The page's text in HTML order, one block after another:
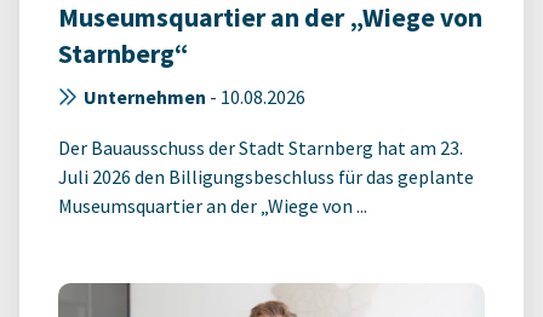
Museumsquartier an der „Wiege von
Starnberg“
Unternehmen - 10.08.2026
Der Bauausschuss der Stadt Starnberg hat am 23.
Juli 2026 den Billigungsbeschluss für das geplante
Museumsquartier an der „Wiege von ...